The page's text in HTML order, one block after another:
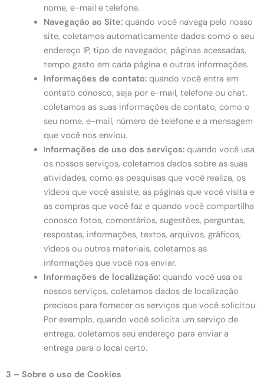
nome, e-mail e telefone.
Navegação ao Site:quando você navega pelo nosso
site, coletamos automaticamente dados como o seu
endereço IP, tipo de navegador, páginas acessadas,
tempo gasto em cada página e outras informações.
Informações de contato: quando você entra em
contato conosco, seja por e-mail, telefone ou chat,
coletamos as suas informações de contato, como o
seu nome, e-mail, número de telefone e a mensagem
que você nos enviou.
Informações de uso dos serviços:quando você usa
os nossos serviços, coletamos dados sobre as suas
atividades, como as pesquisas que você realiza, os
vídeos que você assiste, as páginas que você visita e
as compras que você faz e quando você compartilha
conosco fotos, comentários, sugestões, perguntas,
respostas, informações, textos, arquivos, gráficos,
vídeos ou outros materiais, coletamos as
informações que você nos enviar.
Informações de localização: quando você usa os
nossos serviços, coletamos dados de localização
precisos para fornecer os serviços que você solicitou.
Por exemplo, quando você solicita um serviço de
entrega, coletamos seu endereço para enviar a
entrega para o local certo.
3 – Sobre o uso de Cookies